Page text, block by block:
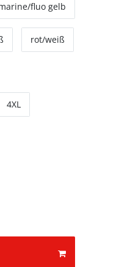
fluo gelb
rot/weiß
4XL